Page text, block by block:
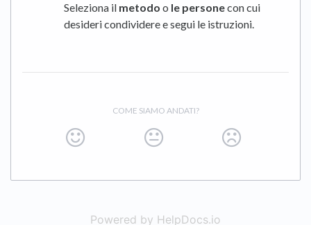
Seleziona il metodo o le personecon cui
desideri condividere e segui le istruzioni.
COME SIAMO ANDATI?
Powered by HelpDocs.io